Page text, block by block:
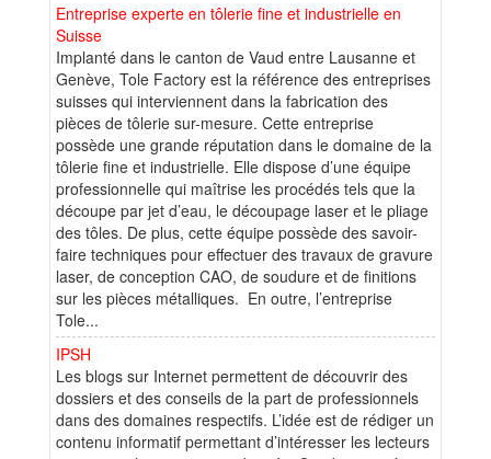
Entreprise experte en tôlerie fine et industrielle en
Suisse
Implanté dans le canton de Vaud entre Lausanne et
Genève, Tole Factory est la référence des entreprises
suisses qui interviennent dans la fabrication des
pièces de tôlerie sur-mesure. Cette entreprise
possède une grande réputation dans le domaine de la
tôlerie fine et industrielle. Elle dispose d’une équipe
professionnelle qui maîtrise les procédés tels que la
découpe par jet d’eau, le découpage laser et le pliage
des tôles. De plus, cette équipe possède des savoir-
faire techniques pour effectuer des travaux de gravure
laser, de conception CAO, de soudure et de finitions
sur les pièces métalliques. En outre, l’entreprise
Tole...
IPSH
Les blogs sur Internet permettent de découvrir des
dossiers et des conseils de la part de professionnels
dans des domaines respectifs. L’idée est de rédiger un
contenu informatif permettant d’intéresser les lecteurs